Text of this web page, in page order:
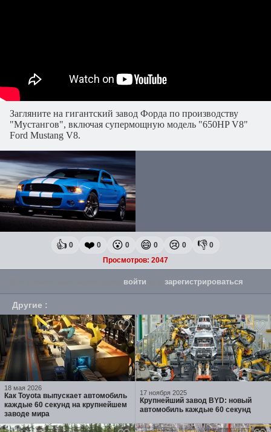
Загляните на гигантский завод Форда по производству
"Мустангов", включая супермощную модель "650HP V8"
Ford Mustang V8.
👍 0 ❤️ 0 😮 0 😄 0 😢 0 👎 0
Просмотров: 2047
войти зарегистрироваться
Другие :
18 мая 2026
Как Toyota выпускает автомобиль
каждые 60 секунд на крупнейшем
заводе мира
17 ноября 2025
Крупнейший завод BYD: новый
автомобиль каждые 60 секунд